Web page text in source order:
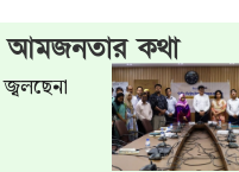
আমজনতার কথা